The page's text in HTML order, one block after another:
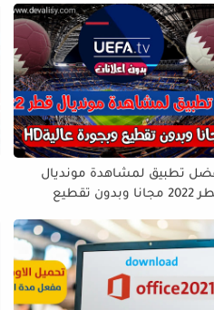
تطبيق لمشاهدة مونديال
قطر 2022 مجانا وبدون تقطيع